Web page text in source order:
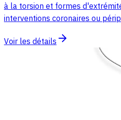
à la torsion et formes
interventions coronaires ou
Voir les détails